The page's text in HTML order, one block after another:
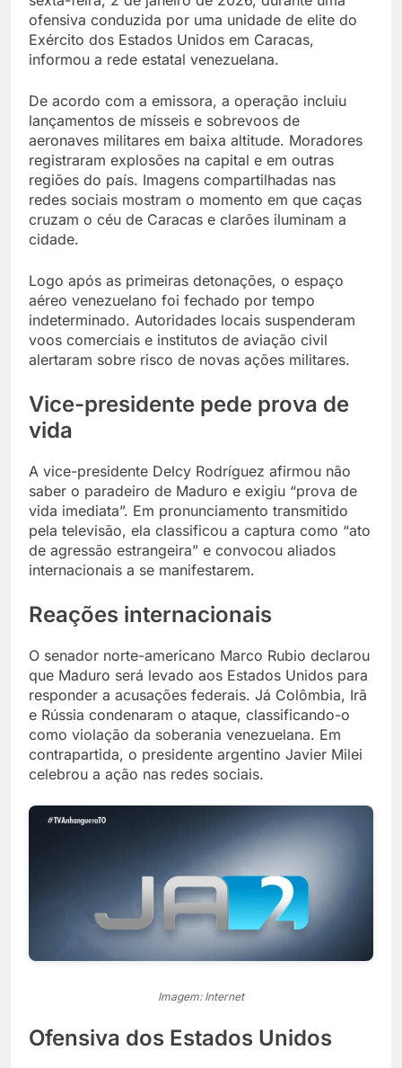
ofensiva conduzida por uma unidade de elite do
Exército dos Estados Unidos em Caracas,
informou a rede estatal venezuelana.
De acordo com a emissora, a operação incluiu
lançamentos de mísseis e sobrevoos de
aeronaves militares em baixa altitude. Moradores
registraram explosões na capital e em outras
regiões do país. Imagens compartilhadas nas
redes sociais mostram o momento em que caças
cruzam o céu de Caracas e clarões iluminam a
cidade.
Logo após as primeiras detonações, o espaço
aéreo venezuelano foi fechado por tempo
indeterminado. Autoridades locais suspenderam
voos comerciais e institutos de aviação civil
alertaram sobre risco de novas ações militares.
Vice-presidente pede prova de
vida
A vice-presidente Delcy Rodríguez afirmou não
saber o paradeiro de Maduro e exigiu “prova de
vida imediata”. Em pronunciamento transmitido
pela televisão, ela classificou a captura como “ato
de agressão estrangeira” e convocou aliados
internacionais a se manifestarem.
Reações internacionais
O senador norte-americano Marco Rubio declarou
que Maduro será levado aos Estados Unidos para
responder a acusações federais. Já Colômbia, Irã
e Rússia condenaram o ataque, classificando-o
como violação da soberania venezuelana. Em
contrapartida, o presidente argentino Javier Milei
celebrou a ação nas redes sociais.
Imagem: Internet
Ofensiva dos Estados Unidos